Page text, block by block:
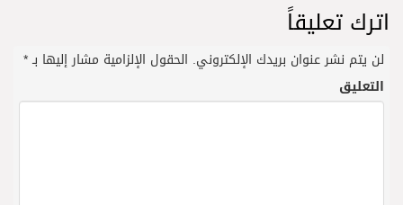
اترك تعليقاً
لن يتم نشر عنوان بريدك الإلكتروني. الحقول الإلزامية مشار إليها بـ*
التعليق